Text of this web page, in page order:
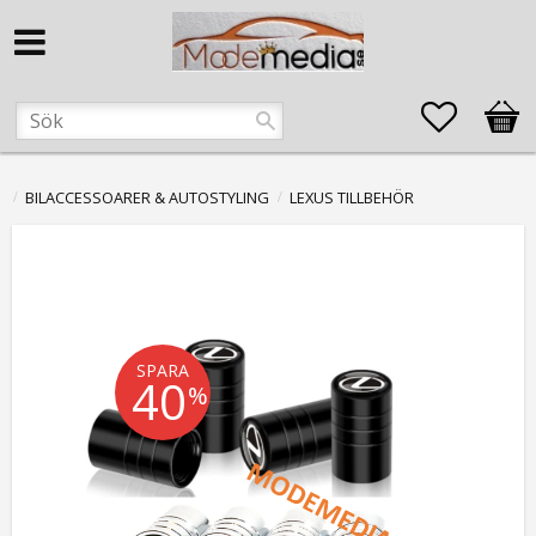
Favoriter
BILACCESSOARER & AUTOSTYLING LEXUS TILLBEHÖR
SPARA
40%